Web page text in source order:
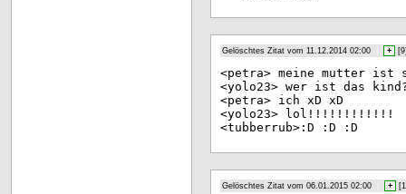
Gelöschtes Zitat vom 11.12.2014 02:00 + [9
<petra> meine mutter ist
<yo lo23> wer ist das
<petra> ich xD xD
<yo lo23> lol!!!!!!!!!!!!
<tu bberrub>:D :D :D
Gelöschtes Zitat vom 06.01.2015 02:00 + [